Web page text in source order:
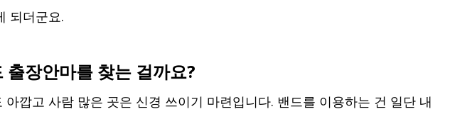
되더군요.
출장안마를 찾는 걸까요?
아깝고 사람 많은 곳은 신경 쓰이기 마련입니다. 밴드를 이용하는 건 일단 내